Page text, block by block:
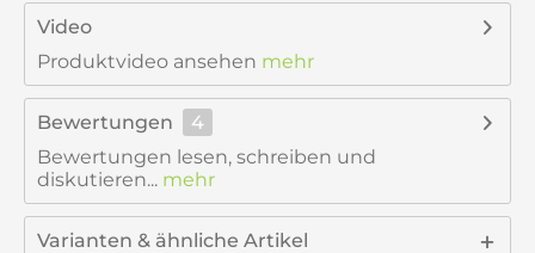
Video
Produktvideo ansehen mehr
Bewertungen
4
Bewertungen lesen, schreiben und
diskutieren... mehr
Varianten & ähnliche Artikel